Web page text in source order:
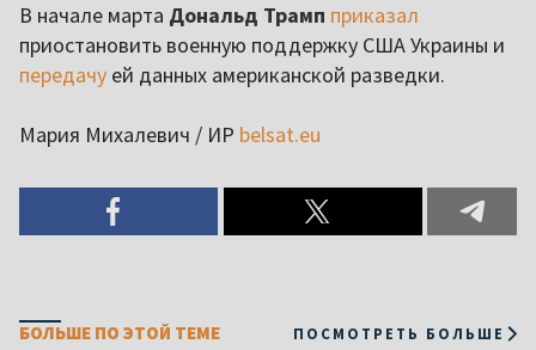
В начале марта Дональд Трамп приказал
приостановить военную поддержку США Украины и
передачу ей данных американской разведки.
Мария Михалевич / ИР belsat.eu
БОЛЬШЕ ПО ЭТОЙ ТЕМЕ ПОСМОТРЕТЬ БОЛЬШЕ